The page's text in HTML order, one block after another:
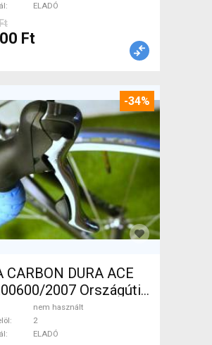
ELADÓ
Ft
-34%
CARBON DURA ACE
2007 Országúti
ELADÓ
nem használt
2
ELADÓ